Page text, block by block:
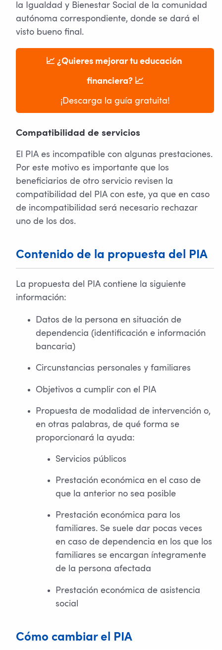
la Igualdad y Bienestar Social de la comunidad
autónoma correspondiente, donde se dará el
visto bueno final.
📈 ¿Quieres mejorar tu educación
financiera? 📈
¡Descarga la guía gratuita!
Compatibilidad de servicios
El PIA es incompatible con algunas prestaciones.
Por este motivo es importante que los
beneficiarios de otro servicio revisen la
compatibilidad del PIA con este, ya que en caso
de incompatibilidad será necesario rechazar
uno de los dos.
Contenido de la propuesta del PIA
La propuesta del PIA contiene la siguiente
información:
Datos de la persona en situación de
dependencia (identificación e información
bancaria)
Circunstancias personales y familiares
Objetivos a cumplir con el PIA
Propuesta de modalidad de intervención o,
en otras palabras, de qué forma se
proporcionará la ayuda:
Servicios públicos
Prestación económica en el caso de
que la anterior no sea posible
Prestación económica para los
familiares. Se suele dar pocas veces
en caso de dependencia en los que los
familiares se encargan íntegramente
de la persona afectada
Prestación económica de asistencia
social
Cómo cambiar el PIA